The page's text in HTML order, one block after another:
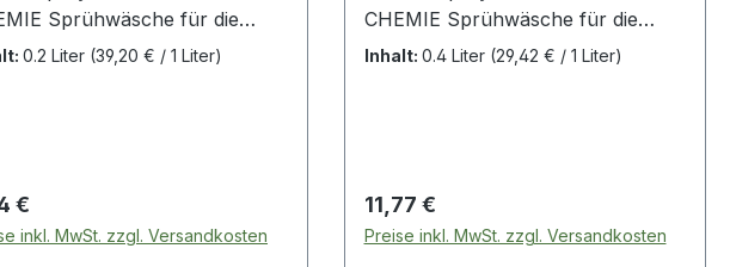
Sprühwäsche für die
Elektronik · universelles
Leiterplatten und Kontakte ·
an
Mischpulten und
0.2 Liter (39,20 € / 1 Liter)
Preis:
€
inkl. MwSt. zzgl. Versandkosten
CHEMIE Sprühwäsche für die
gesamte Elektronik · universelles
reinigt Leiterplatten und Kontakte ·
zur Sprühwäsche an
Schaltschränken, Mischpulten und
Inhalt: 0.4 Liter (29,42 € / 1 Liter)
Regulärer Preis:
11,77 €
Preise inkl. MwSt. zzgl. Versandkosten